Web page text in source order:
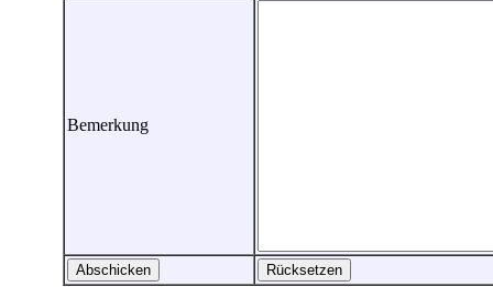
Bemerkung